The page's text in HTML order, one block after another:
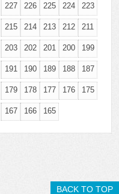
227 226 225 224 223
215 214 213 212 211
203 202 201 200 199
191 190 189 188 187
179 178 177 176 175
167 166 165
BACK TO TOP